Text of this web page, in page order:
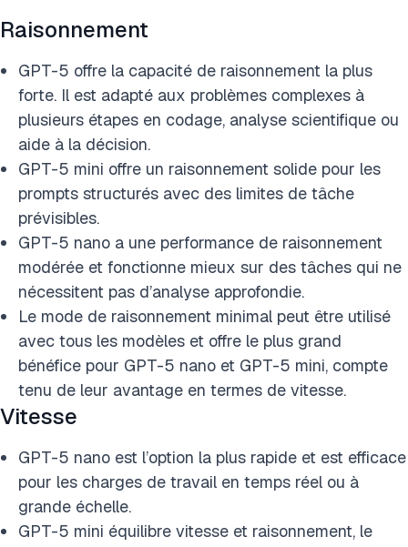
Raisonnement
GPT-5 offre la capacité de raisonnement la plus
forte. Il est adapté aux problèmes complexes à
plusieurs étapes en codage, analyse scientifique ou
aide à la décision.
GPT-5 mini offre un raisonnement solide pour les
prompts structurés avec des limites de tâche
prévisibles.
GPT-5 nano a une performance de raisonnement
modérée et fonctionne mieux sur des tâches qui ne
nécessitent pas d’analyse approfondie.
Le mode de raisonnement minimal peut être utilisé
avec tous les modèles et offre le plus grand
bénéfice pour GPT-5 nano et GPT-5 mini, compte
tenu de leur avantage en termes de vitesse.
Vitesse
GPT-5 nano est l’option la plus rapide et est efficace
pour les charges de travail en temps réel ou à
grande échelle.
GPT-5 mini équilibre vitesse et raisonnement, le